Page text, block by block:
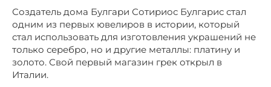
Создатель дома Булгари Сотириос Булгарис стал
одним из первых ювелиров в истории, который
стал использовать для изготовления украшений не
только серебро, но и другие металлы: платину и
золото. Свой первый магазин грек открыл в
Италии.